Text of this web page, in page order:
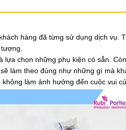
hàng đã từng sử dụng dịch vụ.
chọn những phụ kiện có sẵn.
sẽ làm theo đúng như những gì mà
làm ảnh hưởng đến cuộc vui